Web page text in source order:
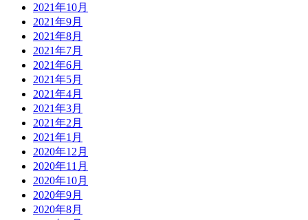
2021年10月
2021年9月
2021年8月
2021年7月
2021年6月
2021年5月
2021年4月
2021年3月
2021年2月
2021年1月
2020年12月
2020年11月
2020年10月
2020年9月
2020年8月